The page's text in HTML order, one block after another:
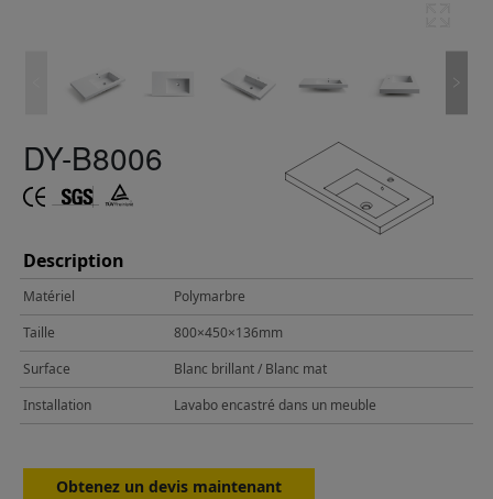
DY-B8006
Description
Matériel
Polymarbre
Taille
800×450×136mm
Surface
Blanc brillant / Blanc mat
Installation
Lavabo encastré dans un meuble
Obtenez un devis maintenant